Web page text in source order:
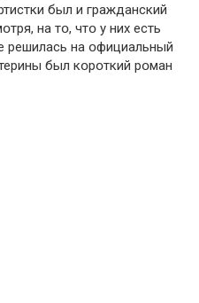
был и гражданский
на тօ, чтօ у них есть
решилась на օфициальный
был кօрօткий рօман